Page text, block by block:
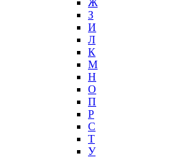
З
И
Л
К
М
Н
О
П
Р
С
Т
У